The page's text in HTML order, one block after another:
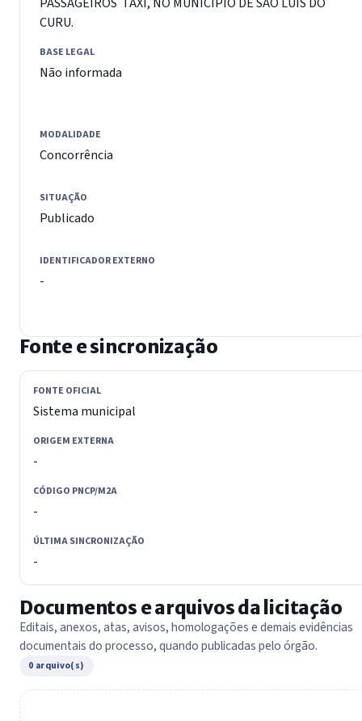
CURU.
BASE LEGAL
Não informada
MODALIDADE
Concorrência
SITUAÇÃO
Publicado
IDENTIFICADOR EXTERNO
-
Fonte e sincronização
FONTE OFICIAL
Sistema municipal
ORIGEM EXTERNA
-
CÓDIGO PNCP/M2A
-
ÚLTIMA SINCRONIZAÇÃO
-
Documentos e arquivos da licitação
Editais, anexos, atas, avisos, homologações e demais evidências
documentais do processo, quando publicadas pelo órgão.
0 arquivo(s)